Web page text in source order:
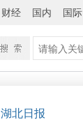
财经 国内 国际
北日报